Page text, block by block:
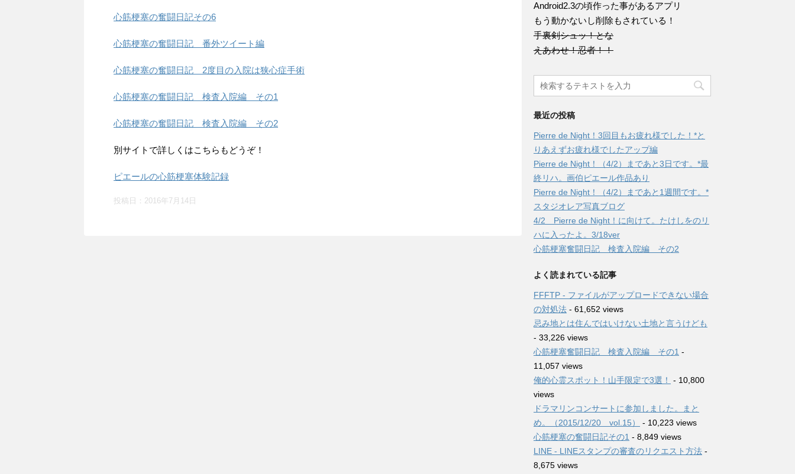
心筋梗塞の奮闘日記その6
心筋梗塞の奮闘日記 番外ツイート編
心筋梗塞の奮闘日記 2度目の入院は狭心症手術
心筋梗塞の奮闘日記 検査入院編 その1
心筋梗塞の奮闘日記 検査入院編 その2
別サイトで詳しくはこちらもどうぞ！
ピエールの心筋梗塞体験記録
投稿日： 2016年7月14日
Android2.3の頃作った事があるアプリ
もう動かないし削除もされている！
手裏剣シュッ！とな
えあわせ！忍者！！
最近の投稿
Pierre de Night！3回目もお疲れ様でした！*と
りあえずお疲れ様でしたアップ編
Pierre de Night！（4/2）まであと3日です。*最
終リハ。画伯ピエール作品あり
Pierre de Night！（4/2）まであと1週間です。*
スタジオレア写真ブログ
4/2 Pierre de Night！に向けて。たけしをのリ
ハに入ったよ。3/18ver
心筋梗塞奮闘日記 検査入院編 その2
よく読まれている記事
FFFTP - ファイルがアップロードできない場合
の対処法 - 61,652 views
忌み地とは住んではいけない土地と言うけども
- 33,226 views
心筋梗塞奮闘日記 検査入院編 その1 -
11,057 views
俺的心霊スポット！山手限定で3選！
- 10,800
views
ドラマリンコンサートに参加しました。まと
め。（2015/12/20 vol.15）
- 10,223 views
心筋梗塞の奮闘日記その1 - 8,849 views
LINE - LINEスタンプの審査のリクエスト方法 -
8,675 views